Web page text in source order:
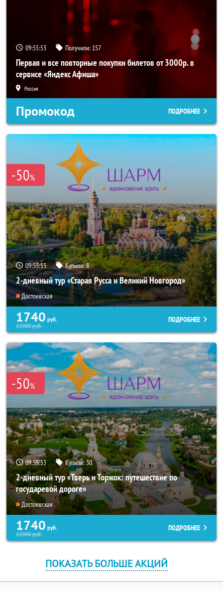
09:55:52 Получили: 157
Первая и все повторные покупки билетов от 3000р. в
сервисе «Яндекс Афиша»
Россия
Промокод ПОДРОБНЕЕ
-50%
09:55:52 Купили:8
2-дневный тур «Старая Русса и Великий Новгород»
Достоевская
1740 руб.
13900руб.
ПОДРОБНЕЕ
-50%
09:55:52 Купили:30
2-дневный тур «Тверь и Торжок: путешествие по
государевой дороге»
Достоевская
1740 руб.
13900руб.
ПОДРОБНЕЕ
ПОКАЗАТЬ БОЛЬШЕ АКЦИЙ